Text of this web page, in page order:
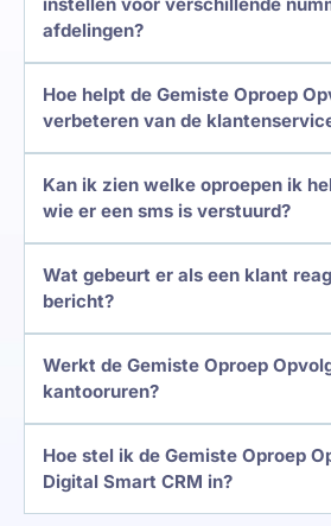
afdelingen?
Hoe helpt de Gemiste Oproep
verbeteren van de
Kan ik zien welke oproepen ik
wie er een sms is verstuurd?
Wat gebeurt er als een klant
bericht?
Werkt de Gemiste Oproep
kantooruren?
Hoe stel ik de Gemiste Oproep
Digital Smart CRM in?